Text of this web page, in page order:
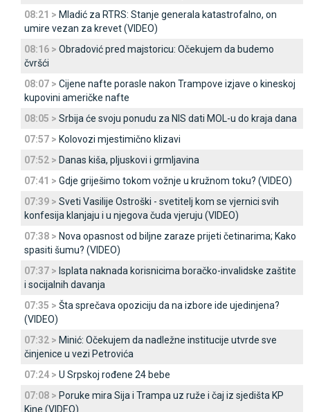
08:21 > Mladić za RTRS: Stanje generala katastrofalno, on
umire vezan za krevet (VIDEO)
08:16 > Obradović pred majstoricu: Očekujem da budemo
čvršći
08:07 > Cijene nafte porasle nakon Trampove izjave o kineskoj
kupovini američke nafte
08:05 > Srbija će svoju ponudu za NIS dati MOL-u do kraja dana
07:57 > Kolovozi mjestimično klizavi
07:52 > Danas kiša, pljuskovi i grmljavina
07:41 > Gdje griješimo tokom vožnje u kružnom toku? (VIDEO)
07:39 > Sveti Vasilije Ostroški - svetitelj kom se vjernici svih
konfesija klanjaju i u njegova čuda vjeruju (VIDEO)
07:38 > Nova opasnost od biljne zaraze prijeti četinarima; Kako
spasiti šumu? (VIDEO)
07:37 > Isplata naknada korisnicima boračko-invalidske zaštite
i socijalnih davanja
07:35 > Šta sprečava opoziciju da na izbore ide ujedinjena?
(VIDEO)
07:32 > Minić: Očekujem da nadležne institucije utvrde sve
činjenice u vezi Petrovića
07:24 > U Srpskoj rođene 24 bebe
07:08 > Poruke mira Sija i Trampa uz ruže i čaj iz sjedišta KP
Kine (VIDEO)